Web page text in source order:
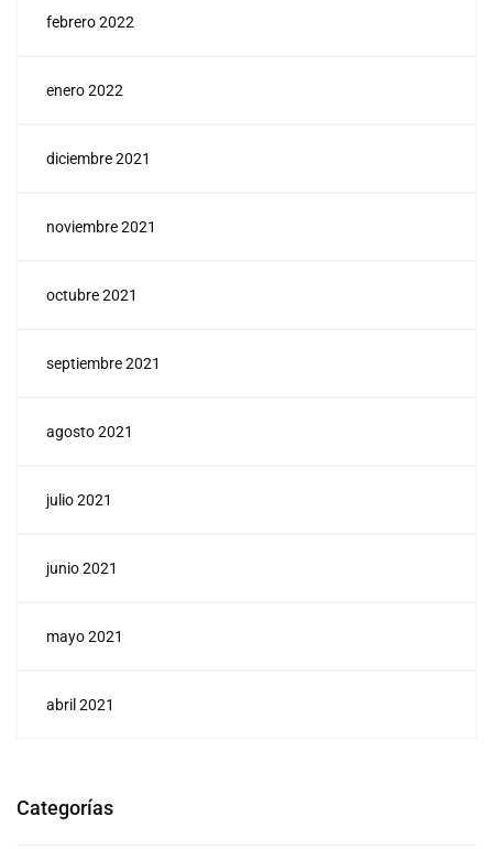
febrero 2022
enero 2022
diciembre 2021
noviembre 2021
octubre 2021
septiembre 2021
agosto 2021
julio 2021
junio 2021
mayo 2021
abril 2021
Categorías